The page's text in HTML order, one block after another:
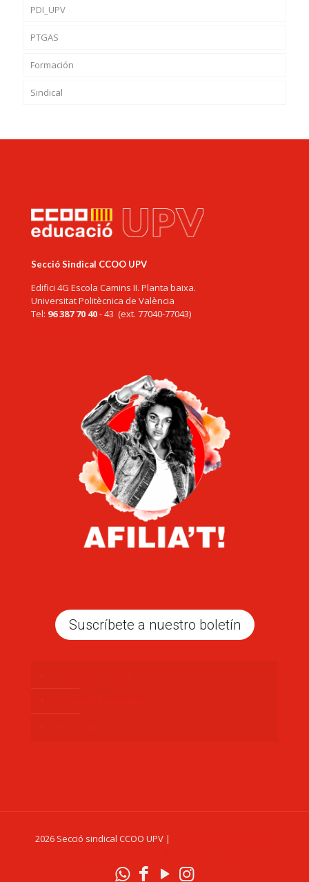
PDI_UPV
PTGAS
Formación
Sindical
Secció Sindical CCOO UPV
Edifici 4G Escola Camins II. Planta baixa.
Universitat Politècnica de València
Tel: 96 387 70 40- 43 (ext. 77040-77043)
Suscríbete a nuestro boletín
2026 Secció sindical CCOO UPV |